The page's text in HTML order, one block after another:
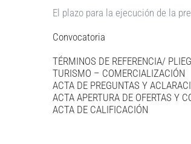
El plazo para la ejecución de la
Convocatoria
TÉRMINOS DE REFERENCIA/
TURISMO – COMERCIALIZACIÓN
ACTA DE PREGUNTAS Y
ACTA APERTURA DE OFERTAS Y
ACTA DE CALIFICACIÓN